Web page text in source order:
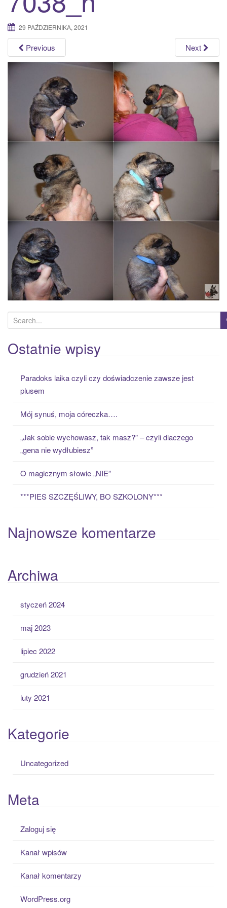
o
n
29 PAŹDZIERNIKA, 2021
Previous Next
e
a
r
Ostatnie wpisy
Paradoks laika czyli czy doświadczenie zawsze jest
plusem
Mój synuś, moja córeczka….
„Jak sobie wychowasz, tak masz?” – czyli dlaczego
„gena nie wydłubiesz”
O magicznym słowie „NIE”
***PIES SZCZĘŚLIWY, BO SZKOLONY***
Najnowsze komentarze
Archiwa
styczeń 2024
maj 2023
lipiec 2022
grudzień 2021
luty 2021
Kategorie
Uncategorized
Meta
Zaloguj się
Kanał wpisów
Kanał komentarzy
WordPress.org